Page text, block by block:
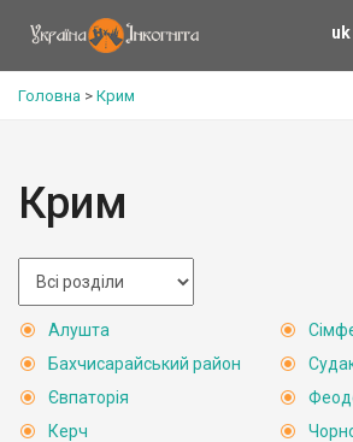
uk
Головна > Крим
Крим
Алушта
Бахчисарайський район
Євпаторія
Керч